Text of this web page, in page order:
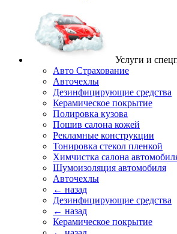
Услуги и
Авто Страхование
Авточехлы
Дезинфицирующие средства
Керамическое покрытие
Полировка кузова
Пошив салона кожей
Рекламные конструкции
Тонировка стекол пленкой
Химчистка салона
Шумоизоляция автомобиля
Авточехлы
← назад
Дезинфицирующие средства
← назад
Керамическое покрытие